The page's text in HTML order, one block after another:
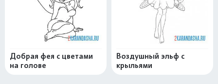
Добрая фея с цветами
на голове
Воздушный эльф с
крыльями